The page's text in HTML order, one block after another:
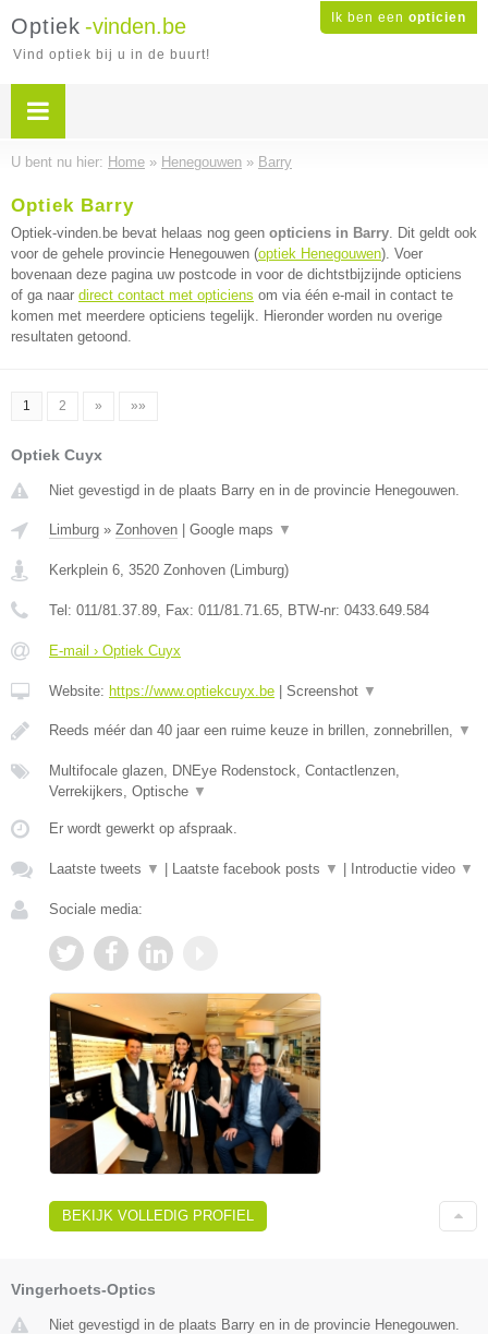
Ik ben een opticien
Optiek -vinden.be
Vind optiek bij u in de buurt!
U bent nu hier: Home » Henegouwen » Barry
Optiek Barry
Optiek-vinden.be bevat helaas nog geen opticiens in Barry. Dit geldt ook
voor de gehele provincie Henegouwen (optiek Henegouwen). Voer
bovenaan deze pagina uw postcode in voor de dichtstbijzijnde opticiens
of ga naar direct contact met opticiens om via één e-mail in contact te
komen met meerdere opticiens tegelijk. Hieronder worden nu overige
resultaten getoond.
1 2 » »»
Optiek Cuyx
Niet gevestigd in de plaats Barry en in de provincie Henegouwen.
Limburg » Zonhoven Google maps ▼
Kerkplein 6, 3520 Zonhoven (Limburg)
Tel: 011/81.37.89, Fax: 011/81.71.65, BTW-nr: 0433.649.584
E-mail › Optiek Cuyx
Website: https://www.optiekcuyx.be Screenshot ▼
Reeds méér dan 40 jaar een ruime keuze in brillen, zonnebrillen, ▼
Multifocale glazen, DNEye Rodenstock, Contactlenzen,
Verrekijkers, Optische ▼
Er wordt gewerkt op afspraak.
Laatste tweets ▼ Laatste facebook posts ▼ Introductie video ▼
Sociale media:
BEKIJK VOLLEDIG PROFIEL
Vingerhoets-Optics
Niet gevestigd in de plaats Barry en in de provincie Henegouwen.